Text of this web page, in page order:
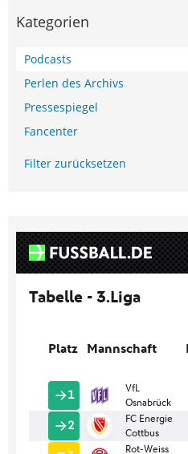
Kategorien
Podcasts
Perlen des Archivs
Pressespiegel
Fancenter
Filter zurücksetzen